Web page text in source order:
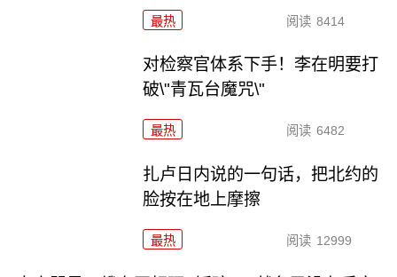
最热 阅读 8414
对检察官体系下手！李在明要打
破\"青瓦台魔咒\"
最热 阅读 6482
扎卢日内说的一句话，把北约的
脸按在地上摩擦
最热 阅读 12999